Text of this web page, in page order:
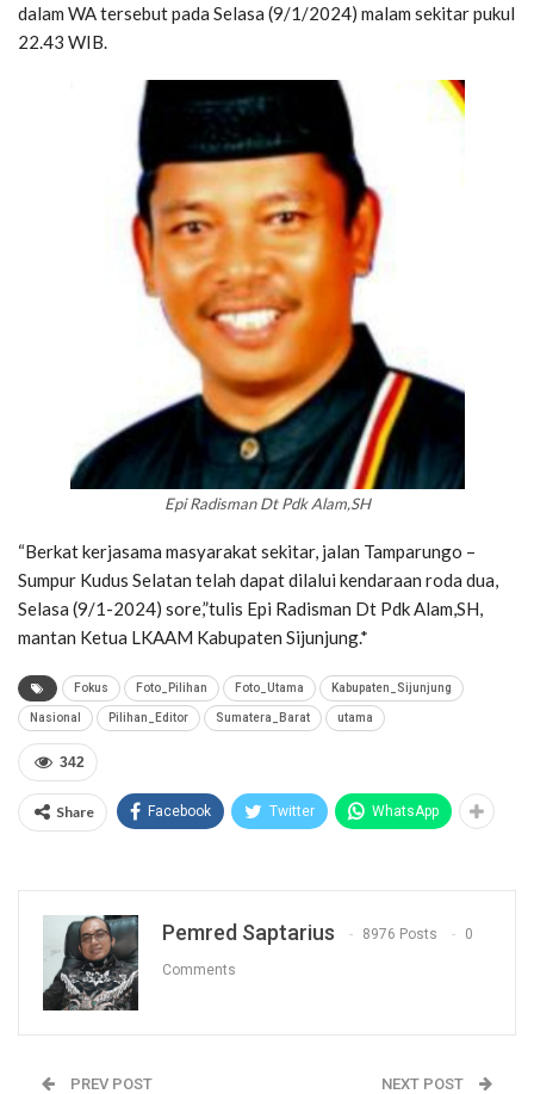
dalam WA tersebut pada Selasa (9/1/2024) malam sekitar pukul
22.43 WIB.
Epi Radisman Dt Pdk Alam,SH
“Berkat kerjasama masyarakat sekitar, jalan Tamparungo –
Sumpur Kudus Selatan telah dapat dilalui kendaraan roda dua,
Selasa (9/1-2024) sore,”tulis Epi Radisman Dt Pdk Alam,SH,
mantan Ketua LKAAM Kabupaten Sijunjung.*
Fokus Foto_Pilihan Foto_Utama Kabupaten_Sijunjung
Nasional Pilihan_Editor Sumatera_Barat utama
342
Share Facebook Twitter WhatsApp
Pemred Saptarius 8976 Posts 0
Comments
PREV POST NEXT POST